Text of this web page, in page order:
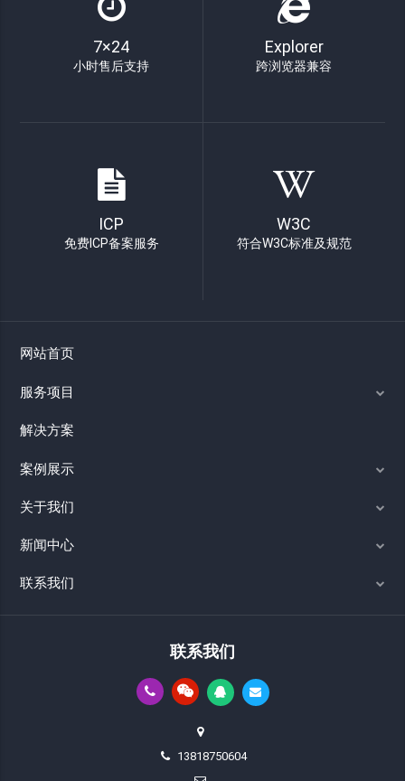
7×24
小时售后支持
Explorer
跨浏览器兼容
ICP
免费ICP备案服务
W3C
符合W3C标准及规范
网站首页
服务项目
解决方案
案例展示
关于我们
新闻中心
联系我们
联系我们
13818750604